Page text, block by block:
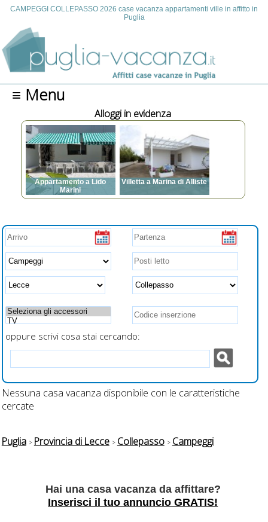
CAMPEGGI COLLEPASSO 2026 case vacanza appartamenti ville in affitto in
Puglia
≡ Menu
Alloggi in evidenza
Appartamento a Lido
Marini
Lavatrice, Animali
ammessi, Barbecue,
Spazi esterni, Zanzariere,
ventilatori a soffitto, asse
e ferro da stiro,
asciugacapelli, prese USB
Villetta a Marina di Alliste
Posti letto: da 3 a 7
Animali ammessi,
Barbecue, Spazi esterni,
Zanzariere, Internet
oppure scrivi cosa stai cercando:
Nessuna casa vacanza disponibile con le caratteristiche
cercate
Puglia Provincia di Lecce Collepasso Campeggi
Hai una casa vacanza da affittare?
Inserisci il tuo annuncio GRATIS!